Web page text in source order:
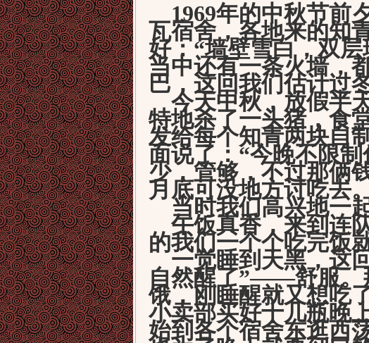
1969年的中秋节前
瓦宿舍，各地来的知
好：“墙壁雪白，双
当中还有一条火墙，
巴，这回我们估计过
今天中秋，放假半
特地杀了一头猪，食
发给每个知青两块自
面说了：“今晚不限
少，管够，不过那俩
月底可没地方讨吃去
当时我们高兴地一
午饭真香，来到连
的我们一个个吃完饭
一觉睡到天黑，这
自然醒了”——舒服。
饿，刚睡醒就又想吃
小卖部买好十几瓶晚
始到各个宿舍东逛西